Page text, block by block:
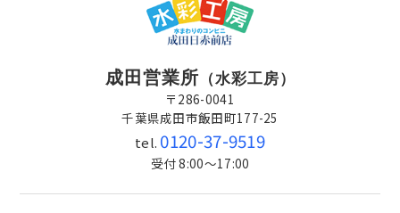
成田営業所 （水彩工房）
〒286-0041
千葉県成田市飯田町177-25
tel. 0120-37-9519
受付 8:00～17:00